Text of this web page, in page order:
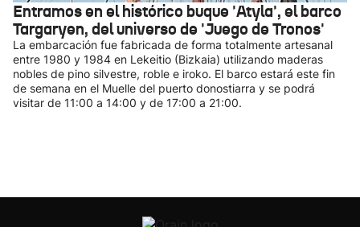
Entramos en el histórico buque 'Atyla', el barco
Targaryen, del universo de 'Juego de Tronos'
La embarcación fue fabricada de forma totalmente artesanal
entre 1980 y 1984 en Lekeitio (Bizkaia) utilizando maderas
nobles de pino silvestre, roble e iroko. El barco estará este fin
de semana en el Muelle del puerto donostiarra y se podrá
visitar de 11:00 a 14:00 y de 17:00 a 21:00.